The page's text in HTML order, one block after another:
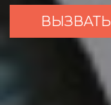
ВЫЗВАТЬ